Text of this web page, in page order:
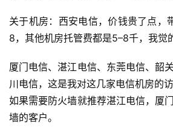
动
关于机房：西安电信，价钱贵了点，
8，其他机房托管费都是5–8千，我觉
厦门电信、湛江电信、东莞电信、韶
川电信，这是我对这几家电信机房的
如果需要防火墙就推荐湛江电信，厦
墙的客户。